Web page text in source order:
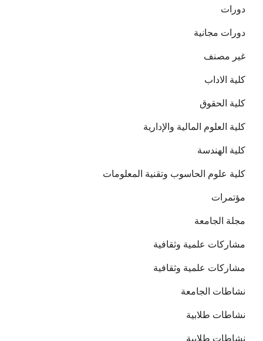
دورات
دورات مجانية
غير مصنف
كلية الاداب
كلية الحقوق
كلية العلوم المالية والإدارية
كلية الهندسة
كلية علوم الحاسوب وتقنية المعلومات
مؤتمرات
مجلة الجامعة
مشاركات علمية وثقافية
مشاركات علمية وثقافية
نشاطات الجامعة
نشاطات طلابية
نشاطات طلابية